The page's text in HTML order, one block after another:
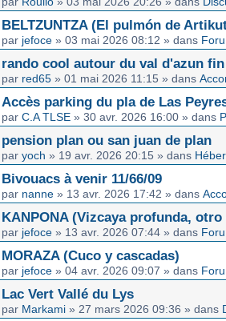
BELTZUNTZA (El pulmón de
par jefoce » 03 mai 2026 08:12 » dans
rando cool autour du val d'azun
par red65 » 01 mai 2026 11:15 » dans
Accès parking du pla de Las
par C.A TLSE » 30 avr. 2026 16:00 » dans
pension plan ou san juan de plan
par yoch » 19 avr. 2026 20:15 » dans
Bivouacs à venir 11/66/09
par nanne » 13 avr. 2026 17:42 » dans
KANPONA (Vizcaya profunda,
par jefoce » 13 avr. 2026 07:44 » dans
MORAZA (Cuco y cascadas)
par jefoce » 04 avr. 2026 09:07 » dans
Lac Vert Vallé du Lys
par Markami » 27 mars 2026 09:36 » dans